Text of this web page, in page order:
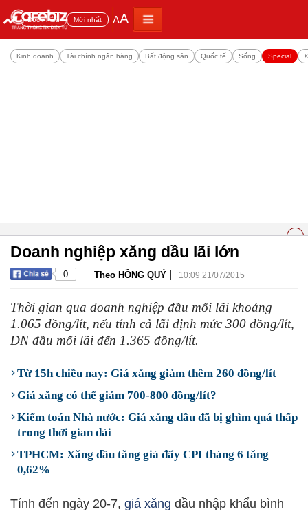
Đọc nhiều Mới nhất AA
Kinh doanh Tài chính ngân hàng Bất động sản Quốc tế Sống Special
Doanh nghiệp xăng dầu lãi lớn
0 | Theo HỒNG QUÝ | 10:09 21/07/2015
Thời gian qua doanh nghiệp đầu mối lãi khoảng
1.065 đồng/lít, nếu tính cả lãi định mức 300 đồng/lít,
DN đầu mối lãi đến 1.365 đồng/lít.
Từ 15h chiều nay: Giá xăng giảm thêm 260 đồng/lít
Giá xăng có thể giảm 700-800 đồng/lít?
Kiểm toán Nhà nước: Giá xăng dầu đã bị ghìm quá thấp
trong thời gian dài
TPHCM: Xăng dầu tăng giá đẩy CPI tháng 6 tăng
0,62%
Tính đến ngày 20-7, giá xăng dầu nhập khẩu bình